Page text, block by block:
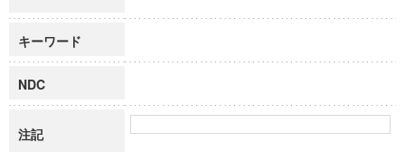
キーワード
NDC
注記